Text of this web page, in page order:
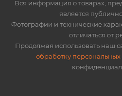
Вся информация о товарах,
является
Фотографии и технические
отличаться от
Продолжая использовать наш
обработку